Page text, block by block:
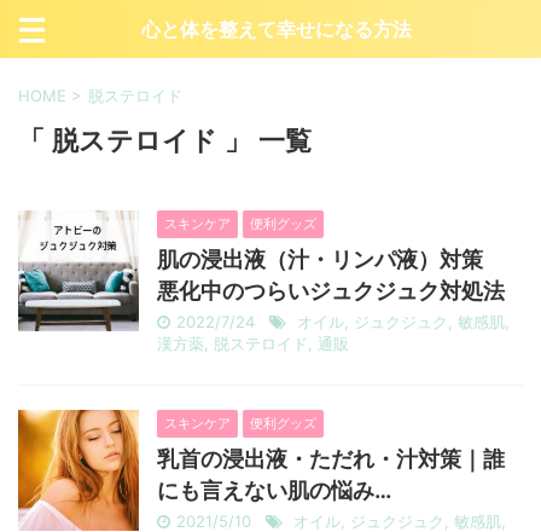
心と体を整えて幸せになる方法
HOME > 脱ステロイド
「 脱ステロイド 」 一覧
スキンケア 便利グッズ
肌の浸出液（汁・リンパ液）対策
悪化中のつらいジュクジュク対処法
2022/7/24 オイル ジュクジュク 敏感肌
漢方薬
脱ステロイド 通販
スキンケア 便利グッズ
乳首の浸出液・ただれ・汁対策｜誰
にも言えない肌の悩み…
2021/5/10 オイル ジュクジュク 敏感肌